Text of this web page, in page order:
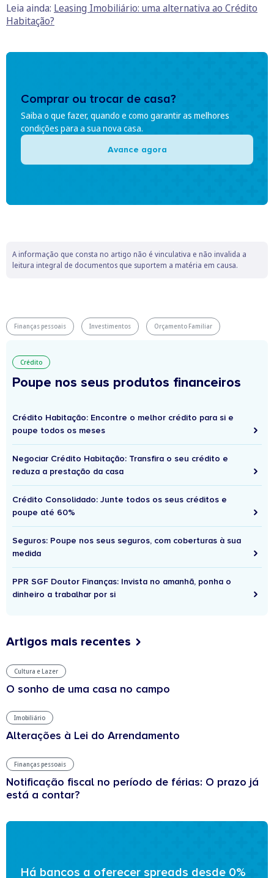
Leia ainda: Leasing Imobiliário: uma alternativa ao Crédito
Habitação?
Comprar ou trocar de casa?
Saiba o que fazer, quando e como garantir as melhores
condições para a sua nova casa.
Avance agora
A informação que consta no artigo não é vinculativa e não invalida a
leitura integral de documentos que suportem a matéria em causa.
Finanças pessoais Investimentos Orçamento Familiar
Crédito
Poupe nos seus produtos financeiros
Crédito Habitação: Encontre o melhor crédito para si e
poupe todos os meses
Negociar Crédito Habitação: Transfira o seu crédito e
reduza a prestação da casa
Crédito Consolidado: Junte todos os seus créditos e
poupe até 60%
Seguros: Poupe nos seus seguros, com coberturas à sua
medida
PPR SGF Doutor Finanças: Invista no amanhã, ponha o
dinheiro a trabalhar por si
Artigos mais recentes
Cultura e Lazer
O sonho de uma casa no campo
Imobiliário
Alterações à Lei do Arrendamento
Finanças pessoais
Notificação fiscal no período de férias: O prazo já
está a contar?
Há bancos a oferecer spreads desde 0%